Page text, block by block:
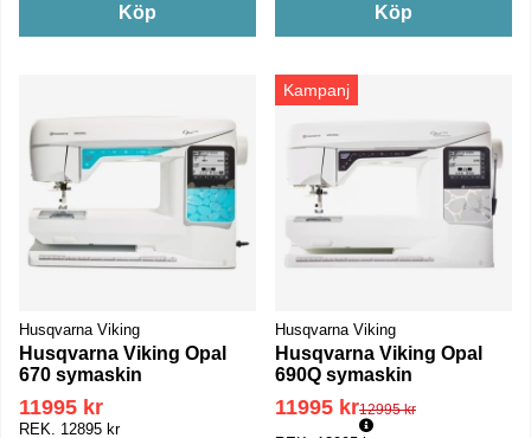
Köp Köp
Husqvarna Viking
Husqvarna Viking Opal
670 symaskin
11995 kr
REK. 12895 kr
Kampanj
Husqvarna Viking
Husqvarna Viking Opal
690Q symaskin
11995 kr
Ordinarie pris:
12995 kr